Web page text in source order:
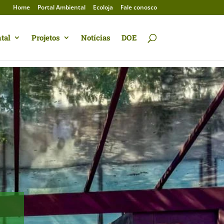
Home Portal Ambiental Ecoloja Fale conosco
Projetos Notícias DOE